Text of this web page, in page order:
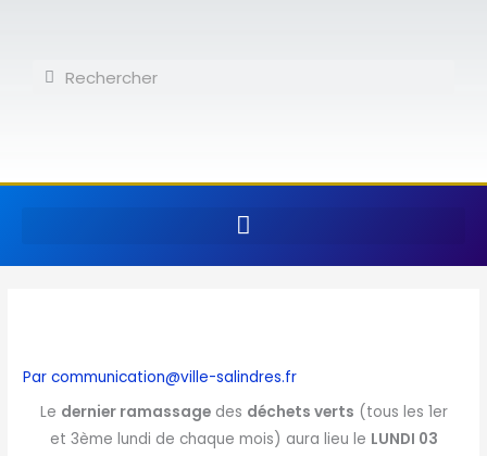
contenuRechercher
Rechercher
Parcommunication@ville-salindres.fr
Le dernier ramassagedes déchets verts (tous les 1er
et 3ème lundi de chaque mois) aura lieu le LUNDI 03